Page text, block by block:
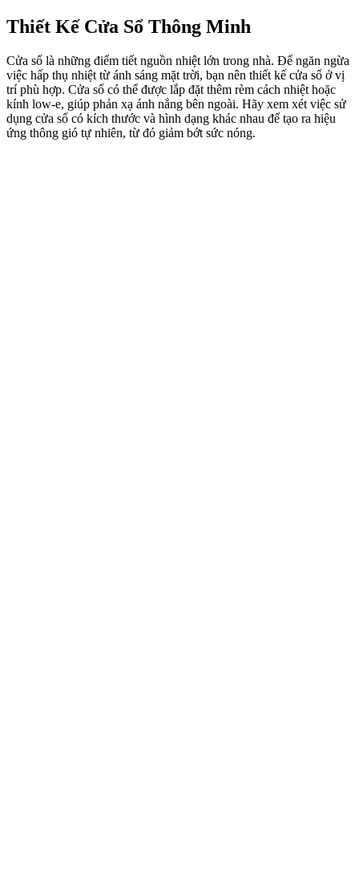
Thiết Kế Cửa Sổ Thông Minh
Cửa sổ là những điểm tiết nguồn nhiệt lớn trong nhà. Để ngăn ngừa
việc hấp thụ nhiệt từ ánh sáng mặt trời, bạn nên thiết kế cửa sổ ở vị
trí phù hợp. Cửa sổ có thể được lắp đặt thêm rèm cách nhiệt hoặc
kính low-e, giúp phản xạ ánh nắng bên ngoài. Hãy xem xét việc sử
dụng cửa sổ có kích thước và hình dạng khác nhau để tạo ra hiệu
ứng thông gió tự nhiên, từ đó giảm bớt sức nóng.